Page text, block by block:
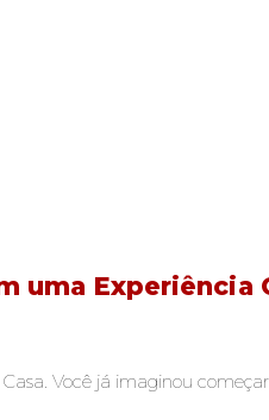
uma
Você já imaginou